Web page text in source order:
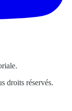
droits réservés.